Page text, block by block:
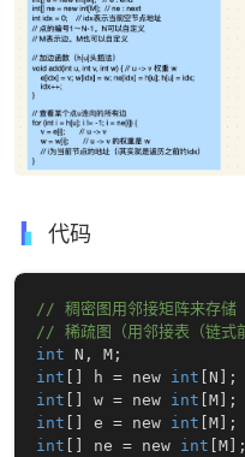
代码
// 稠密图用邻接矩阵来存储
// 稀疏图（用邻接表（链式
int N , M ;
int [ ] h = new int [ N ] ;
int [ ] w = new int [M] ;
int [ ] e = new int [M] ;
int [ ] ne = new int [M] ;